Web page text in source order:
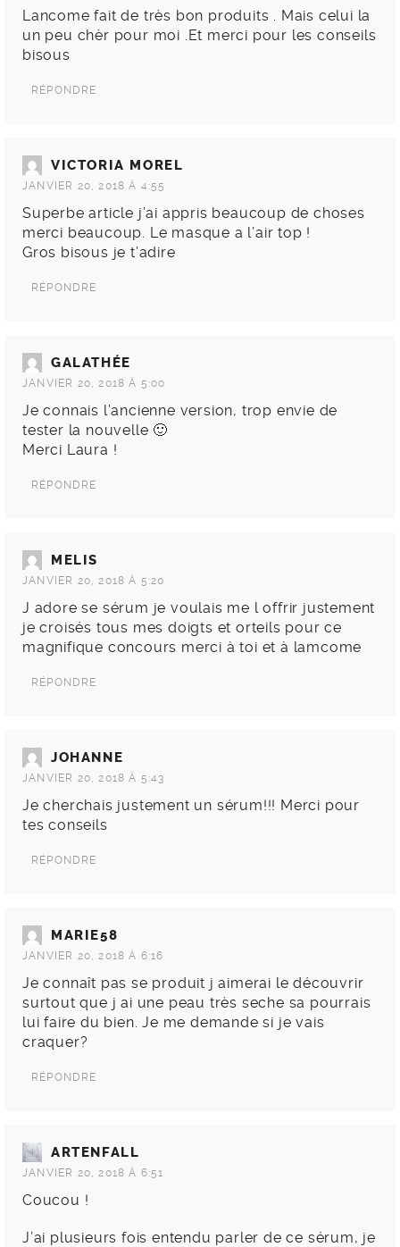
Lancome fait de très bon produits . Mais celui la
un peu chèr pour moi .Et merci pour les conseils
bisous
RÉPONDRE
VICTORIA MOREL
JANVIER 20, 2018 À 4:55
Superbe article j’ai appris beaucoup de choses
merci beaucoup. Le masque a l’air top !
Gros bisous je t’adire
RÉPONDRE
GALATHÉE
JANVIER 20, 2018 À 5:00
Je connais l’ancienne version, trop envie de
tester la nouvelle 🙂
Merci Laura !
RÉPONDRE
MELIS
JANVIER 20, 2018 À 5:20
J adore se sérum je voulais me l offrir justement
je croisés tous mes doigts et orteils pour ce
magnifique concours merci à toi et à lamcome
RÉPONDRE
JOHANNE
JANVIER 20, 2018 À 5:43
Je cherchais justement un sérum!!! Merci pour
tes conseils
RÉPONDRE
MARIE58
JANVIER 20, 2018 À 6:16
Je connaît pas se produit j aimerai le découvrir
surtout que j ai une peau très seche sa pourrais
lui faire du bien. Je me demande si je vais
craquer?
RÉPONDRE
ARTENFALL
JANVIER 20, 2018 À 6:51
Coucou !
J’ai plusieurs fois entendu parler de ce sérum, je